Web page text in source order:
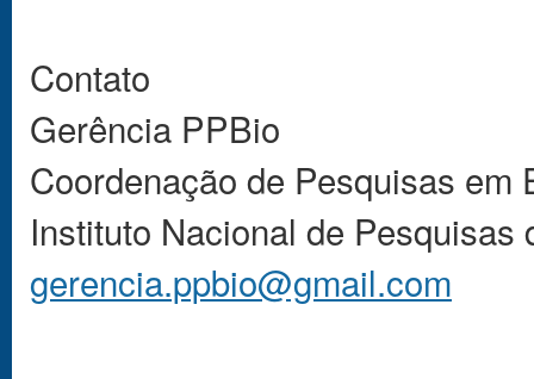
Contato
Gerência PPBio
Coordenação de Pesquisas em
Instituto Nacional de Pesquisas
gerencia.ppbio@gmail.com